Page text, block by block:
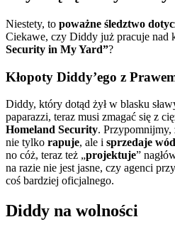
Niestety, to poważne śledztwo
Ciekawe, czy Diddy już pracuje nad
Security in My Yard”?
Kłopoty Diddy’ego z
Diddy, który dotąd żył w blasku
paparazzi, teraz musi zmagać się z
Homeland Security. Przypomnijmy,
nie tylko rapuje, ale i sprzedaje
no cóż, teraz też „projektuje”
na razie nie jest jasne, czy agenci
coś bardziej oficjalnego.
Diddy na wolności